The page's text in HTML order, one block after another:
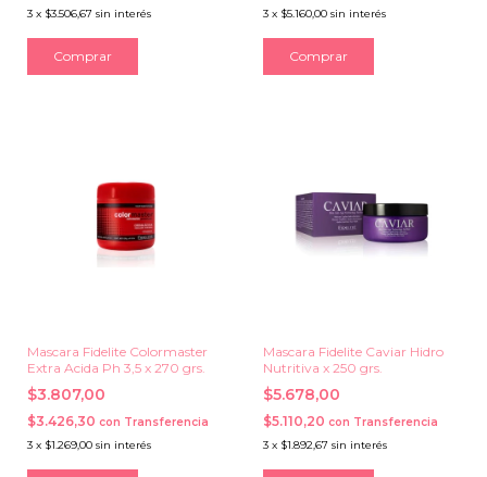
3 x $3.506,67 sin interés
3 x $5.160,00 sin interés
Mascara Fidelite Colormaster
Extra Acida Ph 3,5 x 270 grs.
$3.807,00
$3.426,30 con Transferencia
3 x $1.269,00 sin interés
Mascara Fidelite Caviar Hidro
Nutritiva x 250 grs.
$5.678,00
$5.110,20 con Transferencia
3 x $1.892,67 sin interés